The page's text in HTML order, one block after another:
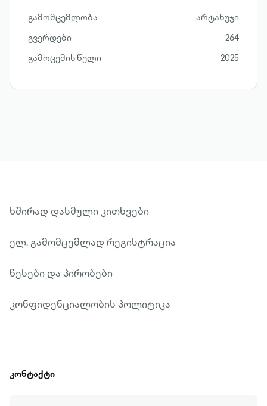
გამომცემლობა
არტანუჯი
გვერდები
264
გამოცემის წელი
2025
ხშირად დასმული კითხვები
ელ. გამომცემლად რეგისტრაცია
წესები და პირობები
კონფიდენციალობის პოლიტიკა
კონტაქტი